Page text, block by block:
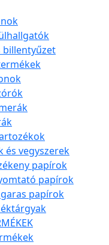
billentyűzet
és vegyszerek
papírok
papírok
papírok